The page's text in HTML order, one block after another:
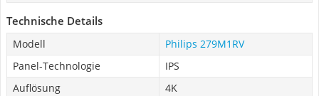
Technische Details
Modell
Philips 279M1RV
Panel-Technologie
IPS
Auflösung
4K